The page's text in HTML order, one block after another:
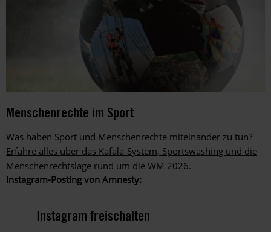
Menschenrechte im Sport
Was haben Sport und Menschenrechte miteinander zu tun?
Erfahre alles über das Kafala-System, Sportswashing und die
Menschenrechtslage rund um die WM 2026.
Instagram-Posting von Amnesty:
Instagram freischalten